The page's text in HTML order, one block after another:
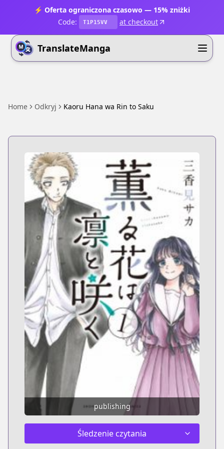
⚡ Oferta ograniczona czasowo — 15% zniżki
Code:
T1P15VV at checkout
TranslateManga
Home Odkryj Kaoru Hana wa Rin to Saku
publishing
Śledzenie czytania